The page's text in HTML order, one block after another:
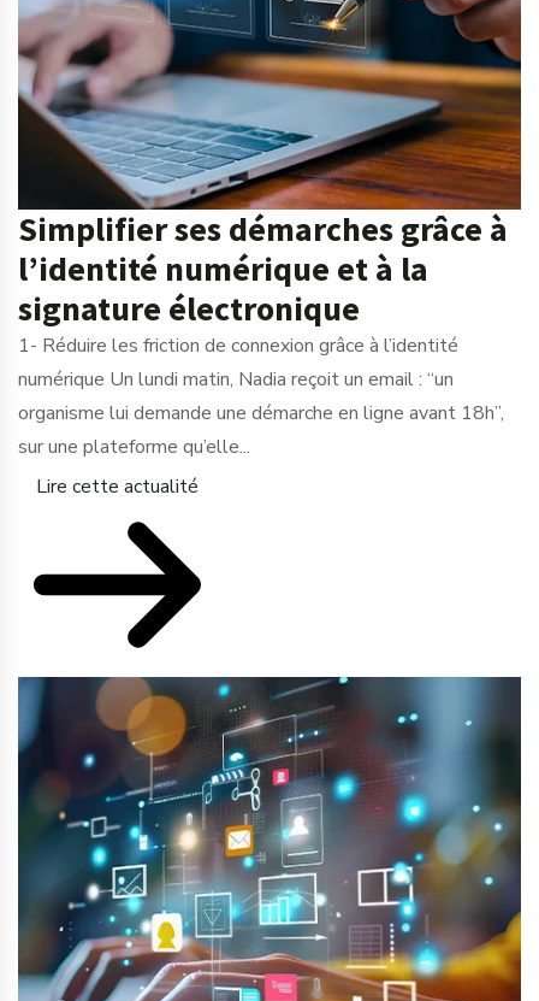
Simplifier ses démarches grâce à
l’identité numérique et à la
signature électronique
1- Réduire les friction de connexion grâce à l’identité
numérique Un lundi matin, Nadia reçoit un email : “un
organisme lui demande une démarche en ligne avant 18h”,
sur une plateforme qu’elle...
Lire cette actualité